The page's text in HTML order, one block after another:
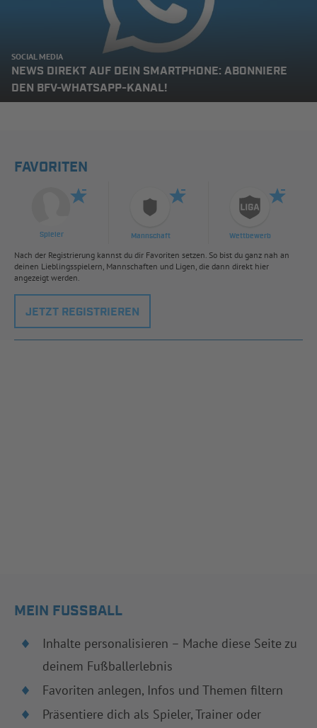
SOCIAL MEDIA
NEWS DIREKT AUF DEIN SMARTPHONE: ABONNIERE
DEN BFV-WHATSAPP-KANAL!
FAVORITEN
Spieler Mannschaft Wettbewerb
Nach der Registrierung kannst du dir Favoriten setzen. So bist du ganz nah an
deinen Lieblingsspielern, Mannschaften und Ligen, die dann direkt hier
angezeigt werden.
JETZT REGISTRIEREN
MEIN FUSSBALL
Inhalte personalisieren – Mache diese Seite zu
deinem Fußballerlebnis
Favoriten anlegen, Infos und Themen filtern
Präsentiere dich als Spieler, Trainer oder